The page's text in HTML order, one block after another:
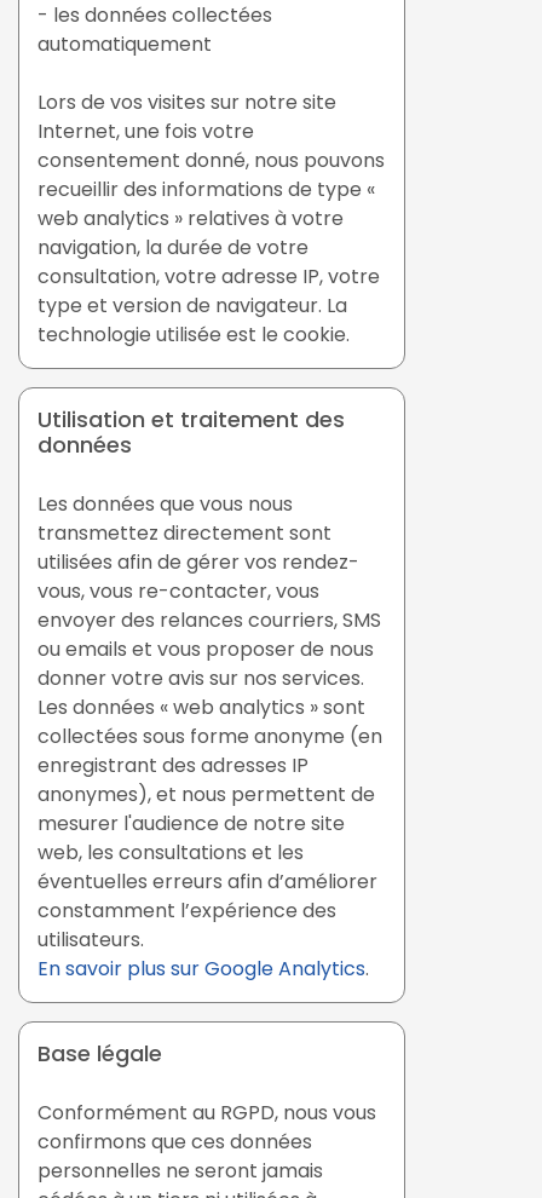
- les données collectées
automatiquement
Lors de vos visites sur notre site
Internet, une fois votre
consentement donné, nous pouvons
recueillir des informations de type «
web analytics » relatives à votre
navigation, la durée de votre
consultation, votre adresse IP, votre
type et version de navigateur. La
technologie utilisée est le cookie.
Utilisation et traitement des
données
Les données que vous nous
transmettez directement sont
utilisées afin de gérer vos rendez-
vous, vous re-contacter, vous
envoyer des relances courriers, SMS
ou emails et vous proposer de nous
donner votre avis sur nos services.
Les données « web analytics » sont
collectées sous forme anonyme (en
enregistrant des adresses IP
anonymes), et nous permettent de
mesurer l'audience de notre site
web, les consultations et les
éventuelles erreurs afin d’améliorer
constamment l’expérience des
utilisateurs.
En savoir plus sur Google Analytics.
Base légale
Conformément au RGPD, nous vous
confirmons que ces données
personnelles ne seront jamais